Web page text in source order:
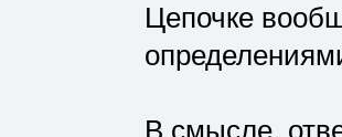
Цепочке
В смысле,